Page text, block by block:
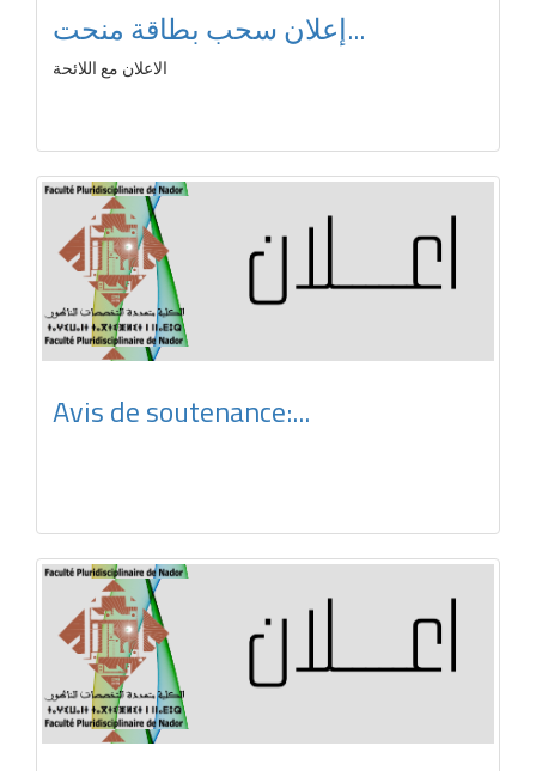
إعلان سحب بطاقة منحت...
الاعلان مع اللائحة
Avis de soutenance:...